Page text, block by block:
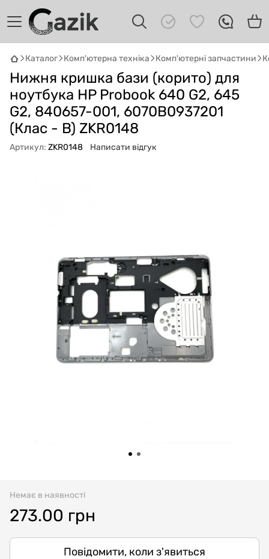
Каталог Комп'ютерна техніка Комп'ютерні запчастини
Нижня кришка бази (корито) для
ноутбука HP Probook 640 G2, 645
G2, 840657-001, 6070B0937201
(Клас - B) ZKR0148
Артикул: ZKR0148 Написати відгук
Немає в наявності
273.00 грн
Повідомити, коли з'явиться
Онлайн · пошук техніки
Привіт! 👋 Я Gazik AI — допоможу
підібрати вживану комп'ютерну техніку.
Що шукаєш?